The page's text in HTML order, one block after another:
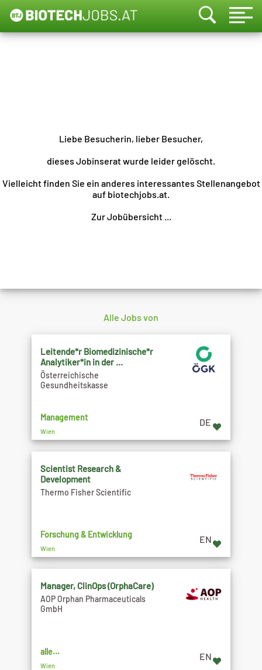
Liebe Besucherin, lieber Besucher,
dieses Jobinserat wurde leider gelöscht.
Vielleicht finden Sie ein anderes interessantes Stellenangebot
auf biotechjobs.at.
Zur Jobübersicht ...
Alle Jobs von
Leitende*r Biomedizinische*r
Analytiker*in in der ...
Österreichische
Gesundheitskasse
Management
Wien
DE
Scientist Research &
Development
Thermo Fisher Scientific
Forschung & Entwicklung
Wien
EN
Manager, ClinOps (OrphaCare)
AOP Orphan Pharmaceuticals
GmbH
alle...
Wien
EN